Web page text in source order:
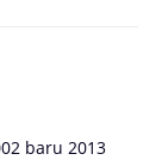
baru 2013